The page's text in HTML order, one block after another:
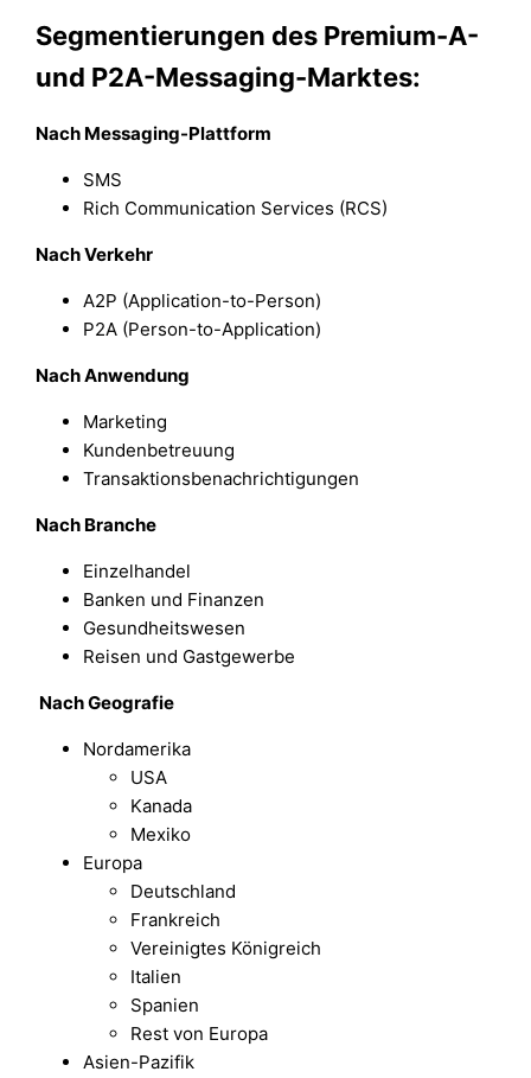
Segmentierungen des Premium-A-
und P2A-Messaging-Marktes:
Nach Messaging-Plattform
SMS
Rich Communication Services (RCS)
Nach Verkehr
A2P (Application-to-Person)
P2A (Person-to-Application)
Nach Anwendung
Marketing
Kundenbetreuung
Transaktionsbenachrichtigungen
Nach Branche
Einzelhandel
Banken und Finanzen
Gesundheitswesen
Reisen und Gastgewerbe
NachGeografie
Nordamerika
USA
Kanada
Mexiko
Europa
Deutschland
Frankreich
Vereinigtes Königreich
Italien
Spanien
Rest von Europa
Asien-Pazifik